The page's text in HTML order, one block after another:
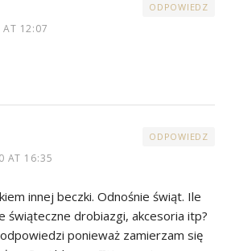
AT 12:07
ODPOWIEDZ
AT 16:35
ODPOWIEDZ
innej beczki. Odnośnie świąt. Ile
świąteczne drobiazgi, akcesoria itp?
ponieważ zamierzam się